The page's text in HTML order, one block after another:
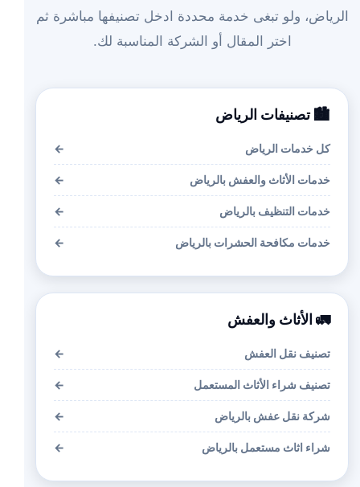
الرياض، ولو تبغى خدمة محددة ادخل تصنيفها مباشرة ثم
اختر المقال أو الشركة المناسبة لك.
🏙️ تصنيفات الرياض
كل خدمات الرياض ←
خدمات الأثاث والعفش بالرياض ←
خدمات التنظيف بالرياض ←
خدمات مكافحة الحشرات بالرياض ←
🚛 الأثاث والعفش
تصنيف نقل العفش ←
تصنيف شراء الأثاث المستعمل ←
شركة نقل عفش بالرياض ←
شراء اثاث مستعمل بالرياض ←